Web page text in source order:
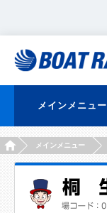
メインメニュー
HOMEメインメニュー